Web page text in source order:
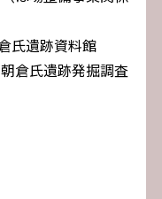
氏遺跡資料館
倉氏遺跡発掘調査